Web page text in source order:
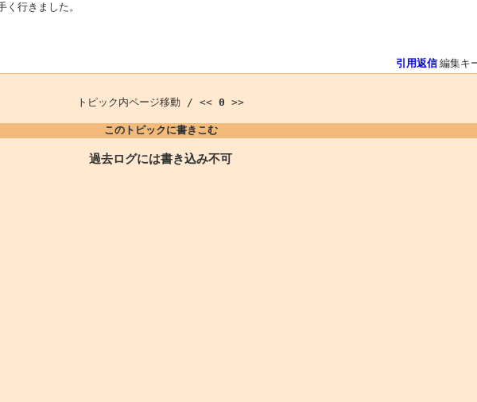
行きました。
引用返信 編集キ
トピック内ページ移動 / << 0 >>
このトピックに書きこむ
過去ログには書き込み不可